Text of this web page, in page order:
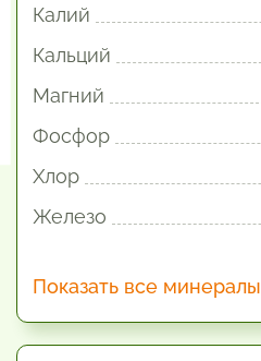
Калий
Кальций
Магний
Фосфор
Хлор
Железо
Показать все минералы